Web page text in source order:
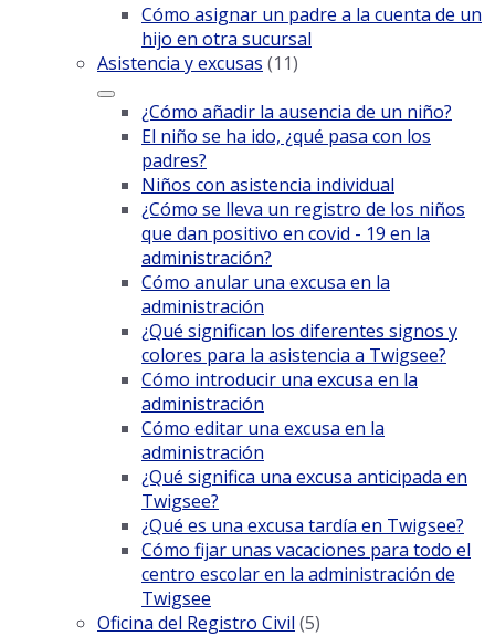
Cómo asignar un padre a la cuenta de un
hijo en otra sucursal
Asistencia y excusas (11)
¿Cómo añadir la ausencia de un niño?
El niño se ha ido, ¿qué pasa con los
padres?
Niños con asistencia individual
¿Cómo se lleva un registro de los niños
que dan positivo en covid - 19 en la
administración?
Cómo anular una excusa en la
administración
¿Qué significan los diferentes signos y
colores para la asistencia a Twigsee?
Cómo introducir una excusa en la
administración
Cómo editar una excusa en la
administración
¿Qué significa una excusa anticipada en
Twigsee?
¿Qué es una excusa tardía en Twigsee?
Cómo fijar unas vacaciones para todo el
centro escolar en la administración de
Twigsee
Oficina del Registro Civil (5)